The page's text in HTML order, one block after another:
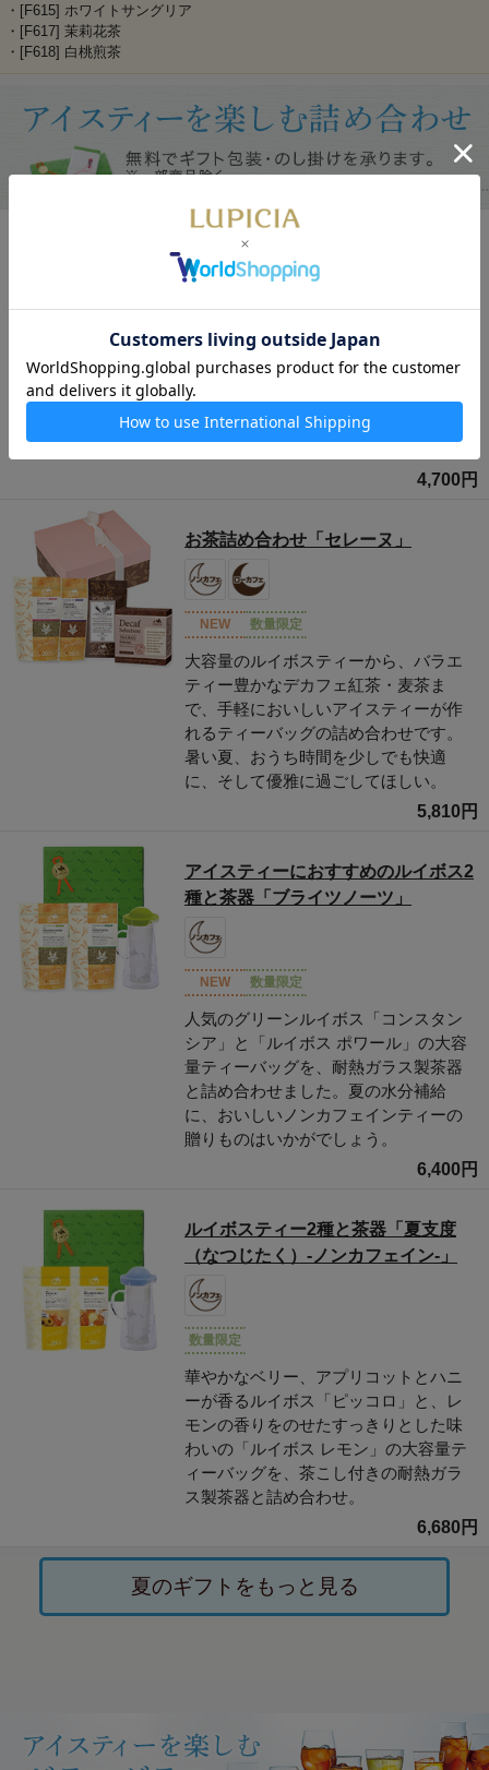
・[F615] ホワイトサングリア
・[F617] 茉莉花茶
・[F618] 白桃煎茶
冷茶におすすめのお茶3種「風鈴」
夏にぴったりの贈りもの。
冷茶におすすめの日本茶「極上冷茶 知
覧 あさつゆ」と、もぎたての白桃の華
やかな香りをまとった紅茶「白桃」、
からだにもうれしい「香ばし黒豆麦
4,700円
お茶詰め合わせ「セレーヌ」
NEW 数量限定
大容量のルイボスティーから、バラエ
ティー豊かなデカフェ紅茶・麦茶ま
で、手軽においしいアイスティーが作
れるティーバッグの詰め合わせです。
暑い夏、おうち時間を少しでも快適
に、そして優雅に過ごしてほしい。
5,810円
アイスティーにおすすめのルイボス2
種と茶器「ブライツノーツ」
NEW 数量限定
人気のグリーンルイボス「コンスタン
シア」と「ルイボス ポワール」の大容
量ティーバッグを、耐熱ガラス製茶器
と詰め合わせました。夏の水分補給
に、おいしいノンカフェインティーの
贈りものはいかがでしょう。
6,400円
ルイボスティー2種と茶器「夏支度
（なつじたく）-ノンカフェイン-」
数量限定
華やかなベリー、アプリコットとハニ
ーが香るルイボス「ピッコロ」と、レ
モンの香りをのせたすっきりとした味
わいの「ルイボス レモン」の大容量テ
ィーバッグを、茶こし付きの耐熱ガラ
ス製茶器と詰め合わせ。
6,680円
夏のギフトをもっと見る